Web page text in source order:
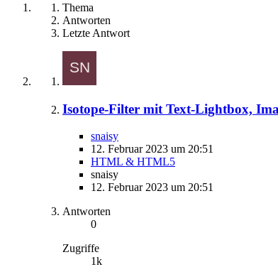
Thema
Antworten
Letzte Antwort
Isotope-Filter mit Text-Lightbox,
snaisy
12. Februar 2023 um 20:51
HTML & HTML5
snaisy
12. Februar 2023 um 20:51
Antworten
0
Zugriffe
1k